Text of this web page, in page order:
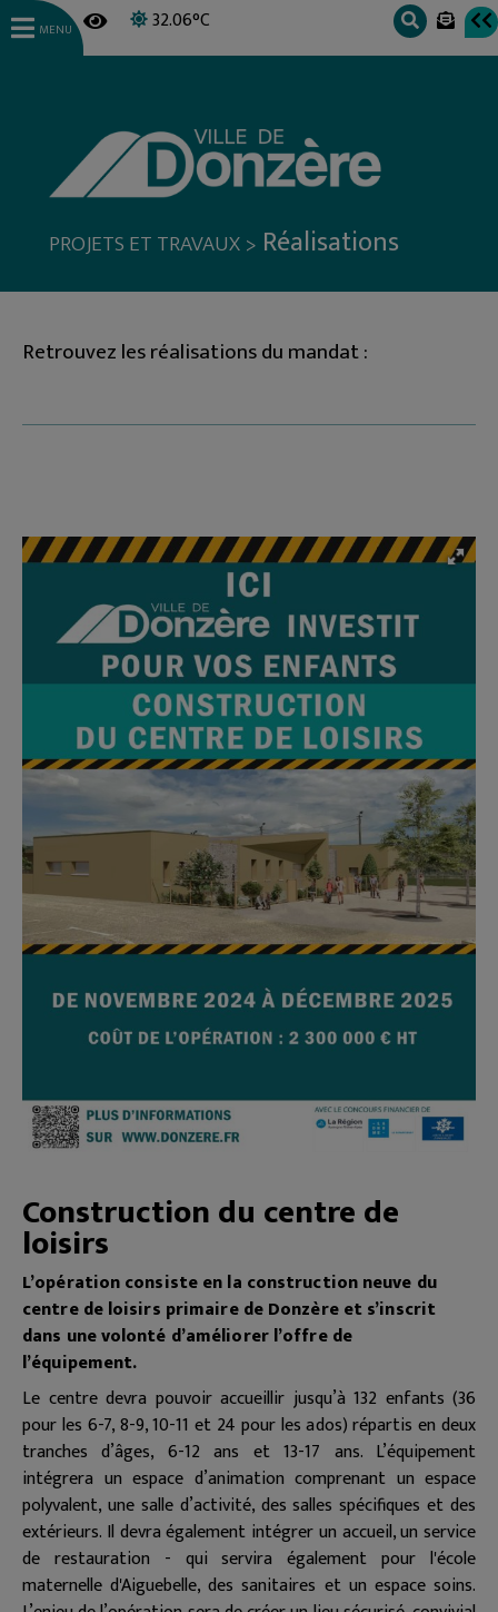
32.06°C
MENU
PROJETS ET TRAVAUX> Réalisations
Retrouvez les réalisations du mandat :
Construction du centre de
loisirs
L’opération consiste en la construction neuve du
centre de loisirs primaire de Donzère et s’inscrit
dans une volonté d’améliorer l’offre de
l’équipement.
Le centre devra pouvoir accueillir jusqu’à 132 enfants (36
pour les 6-7, 8-9, 10-11 et 24 pour les ados) répartis en deux
tranches d’âges, 6-12 ans et 13-17 ans. L’équipement
intégrera un espace d’animation comprenant un espace
polyvalent, une salle d’activité, des salles spécifiques et des
extérieurs. Il devra également intégrer un accueil, un service
de restauration - qui servira également pour l'école
maternelle d'Aiguebelle, des sanitaires et un espace soins.